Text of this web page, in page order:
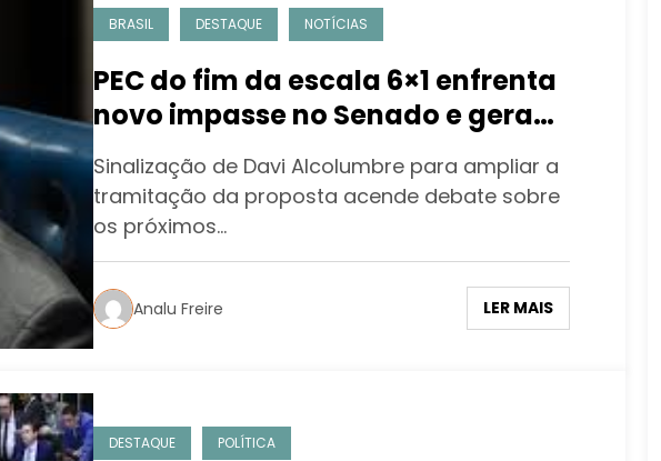
BRASIL DESTAQUE NOTÍCIAS
PEC do fim da escala 6×1 enfrenta
novo impasse no Senado e gera
preocupação sobre atraso na
votação
Sinalização de Davi Alcolumbre para ampliar a
tramitação da proposta acende debate sobre
os próximos…
Analu Freire LER MAIS
DESTAQUE POLÍTICA